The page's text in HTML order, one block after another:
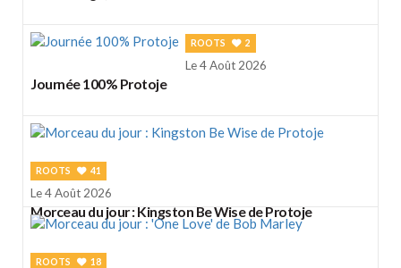
ROOTS 2
Le 4 Août 2026
Journée 100% Protoje
ROOTS 41
Le 4 Août 2026
Morceau du jour : Kingston Be Wise de Protoje
ROOTS 18